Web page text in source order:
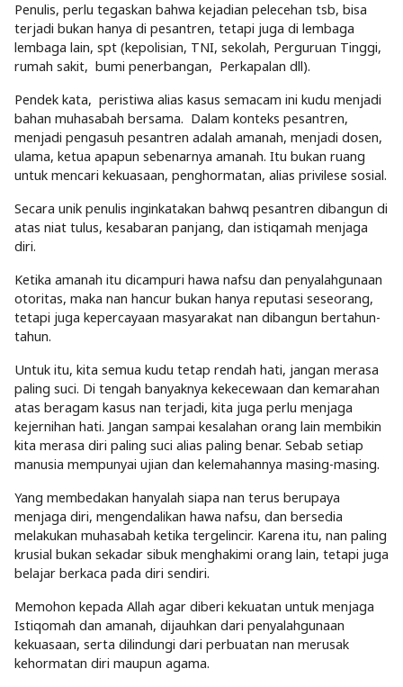
Penulis, perlu tegaskan bahwa kejadian pelecehan tsb, bisa
terjadi bukan hanya di pesantren, tetapi juga di lembaga
lembaga lain, spt (kepolisian, TNI, sekolah, Perguruan Tinggi,
rumah sakit, bumi penerbangan, Perkapalan dll).
Pendek kata, peristiwa alias kasus semacam ini kudu menjadi
bahan muhasabah bersama. Dalam konteks pesantren,
menjadi pengasuh pesantren adalah amanah, menjadi dosen,
ulama, ketua apapun sebenarnya amanah. Itu bukan ruang
untuk mencari kekuasaan, penghormatan, alias privilese sosial.
Secara unik penulis inginkatakan bahwq pesantren dibangun di
atas niat tulus, kesabaran panjang, dan istiqamah menjaga
diri.
Ketika amanah itu dicampuri hawa nafsu dan penyalahgunaan
otoritas, maka nan hancur bukan hanya reputasi seseorang,
tetapi juga kepercayaan masyarakat nan dibangun bertahun-
tahun.
Untuk itu, kita semua kudu tetap rendah hati, jangan merasa
paling suci. Di tengah banyaknya kekecewaan dan kemarahan
atas beragam kasus nan terjadi, kita juga perlu menjaga
kejernihan hati. Jangan sampai kesalahan orang lain membikin
kita merasa diri paling suci alias paling benar. Sebab setiap
manusia mempunyai ujian dan kelemahannya masing-masing.
Yang membedakan hanyalah siapa nan terus berupaya
menjaga diri, mengendalikan hawa nafsu, dan bersedia
melakukan muhasabah ketika tergelincir. Karena itu, nan paling
krusial bukan sekadar sibuk menghakimi orang lain, tetapi juga
belajar berkaca pada diri sendiri.
Memohon kepada Allah agar diberi kekuatan untuk menjaga
Istiqomah dan amanah, dijauhkan dari penyalahgunaan
kekuasaan, serta dilindungi dari perbuatan nan merusak
kehormatan diri maupun agama.